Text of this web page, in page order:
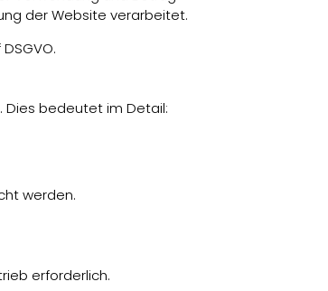
der Website verarbeitet.
Dies bedeutet im Detail:
werden.
erforderlich.